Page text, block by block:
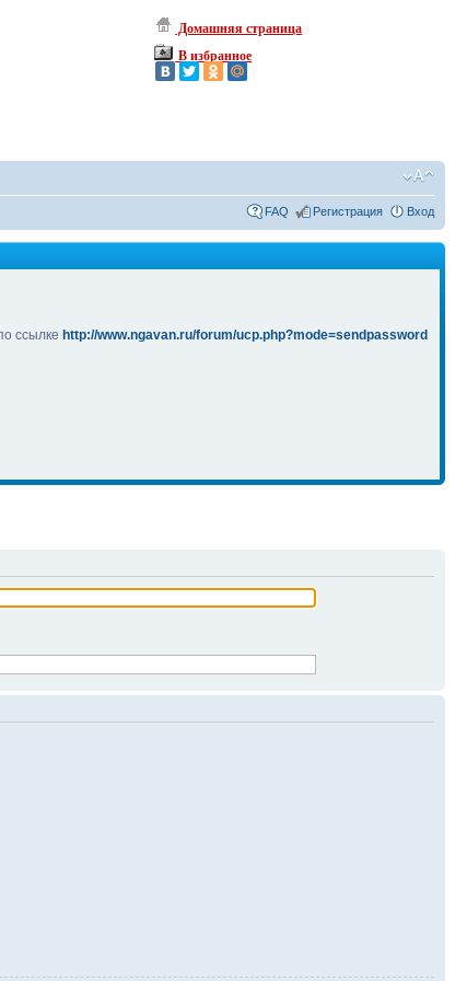
Домашняя страница
В избранное
FAQ Регистрация Вход
ссылке http://www.ngavan.ru/forum/ucp.php?mode=sendpassword